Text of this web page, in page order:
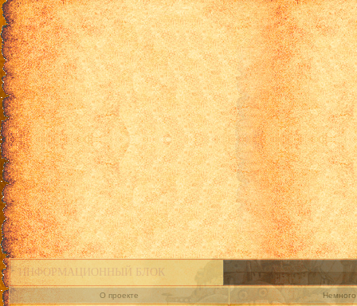
ИНФОРМАЦИОННЫЙ БЛОК
О проекте